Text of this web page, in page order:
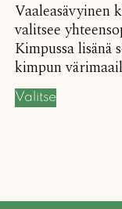
Vaaleasävyinen
valitsee
Kimpussa lisänä
kimpun
Valitse